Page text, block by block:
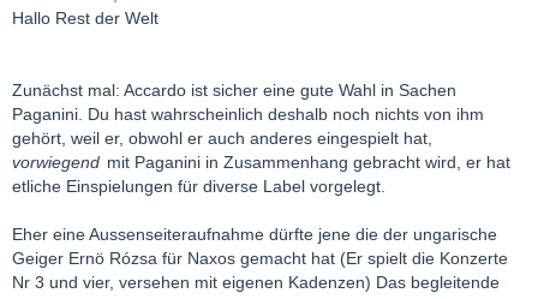
Hallo Rest der Welt
Zunächst mal: Accardo ist sicher eine gute Wahl in Sachen
Paganini. Du hast wahrscheinlich deshalb noch nichts von ihm
gehört, weil er, obwohl er auch anderes eingespielt hat,
vorwiegend mit Paganini in Zusammenhang gebracht wird, er hat
etliche Einspielungen für diverse Label vorgelegt.
Eher eine Aussenseiteraufnahme dürfte jene die der ungarische
Geiger Ernö Rózsa für Naxos gemacht hat (Er spielt die Konzerte
Nr 3 und vier, versehen mit eigenen Kadenzen) Das begleitende